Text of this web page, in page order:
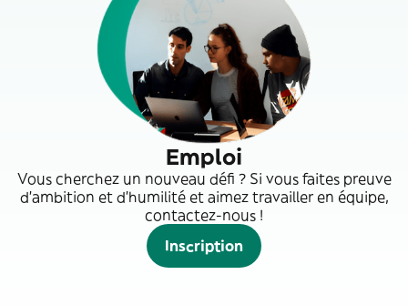
Emploi
Vous cherchez un nouveau défi ? Si vous faites preuve
d'ambition et d'humilité et aimez travailler en équipe,
contactez-nous !
Inscription